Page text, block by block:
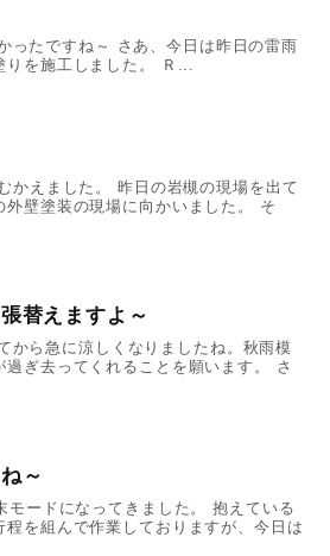
ったですね～ さあ、今日は昨日の雷雨
を施工しました。 Ｒ...
かえました。 昨日の岩槻の現場を出て
壁塗装の現場に向かいました。 そ
替えますよ～
から急に涼しくなりましたね。秋雨模
ぎ去ってくれることを願います。 さ
～
モードになってきました。 抱えている
を組んで作業しておりますが、今日は